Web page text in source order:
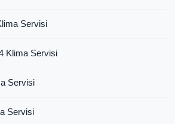
Servisi
Klima Servisi
Servisi
Servisi